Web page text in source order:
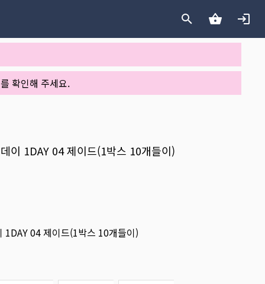
확인해 주세요.
이 1DAY 04 제이드(1박스 10개들이)
04 제이드(1박스 10개들이)